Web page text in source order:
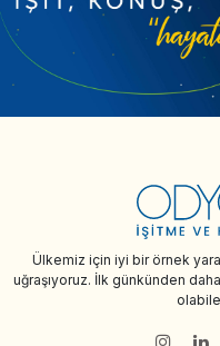
Ülkemiz için iyi bir örnek
uğraşıyoruz. İlk günkünden